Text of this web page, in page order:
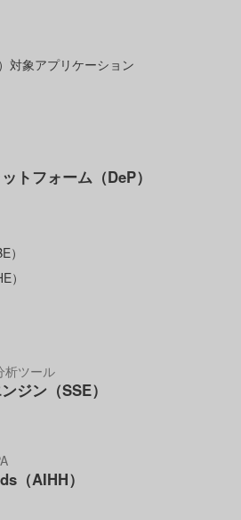
対象アプリケーション
トフォーム（DeP）
）
）
析ツール
ジン（SSE）
（AIHH）